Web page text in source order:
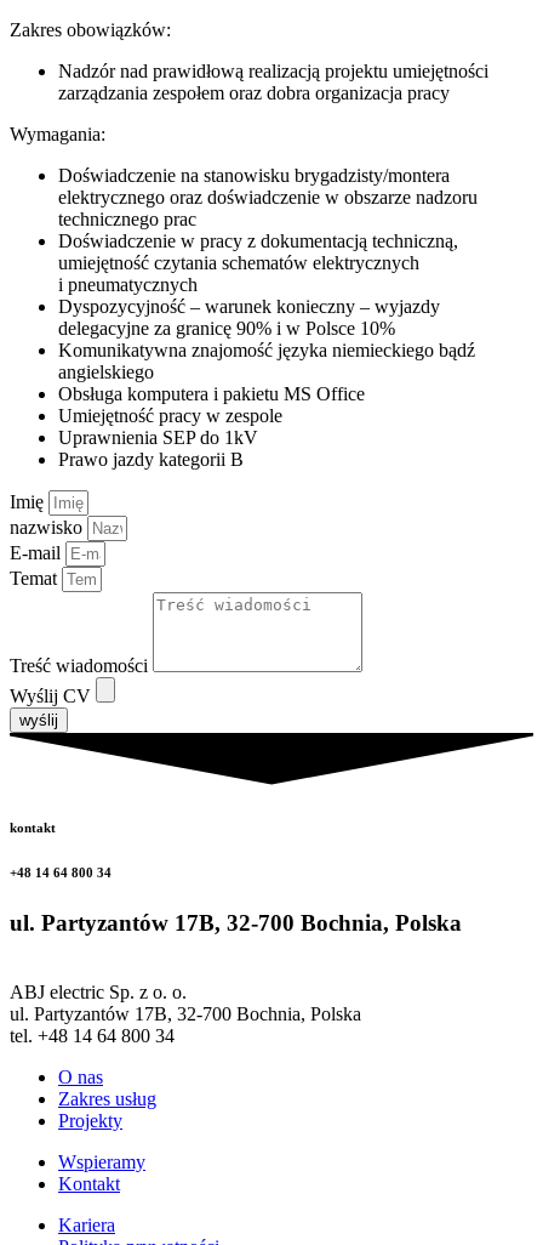
Zakres obowiązków:
Nadzór nad prawidłową realizacją projektu umiejętności
zarządzania zespołem oraz dobra organizacja pracy
Wymagania:
Doświadczenie na stanowisku brygadzisty/montera
elektrycznego oraz doświadczenie w obszarze nadzoru
technicznego prac
Doświadczenie w pracy z dokumentacją techniczną,
umiejętność czytania schematów elektrycznych
i pneumatycznych
Dyspozycyjność – warunek konieczny – wyjazdy
delegacyjne za granicę 90% i w Polsce 10%
Komunikatywna znajomość języka niemieckiego bądź
angielskiego
Obsługa komputera i pakietu MS Office
Umiejętność pracy w zespole
Uprawnienia SEP do 1kV
Prawo jazdy kategorii B
Imię
nazwisko
E-mail
Temat
Treść wiadomości
Wyślij CV
wyślij
kontakt
+48 14 64 800 34
ul. Partyzantów 17B, 32-700 Bochnia, Polska
ABJ electric Sp. z o. o.
ul. Partyzantów 17B, 32-700 Bochnia, Polska
tel. +48 14 64 800 34
O nas
Zakres usług
Projekty
Wspieramy
Kontakt
Kariera